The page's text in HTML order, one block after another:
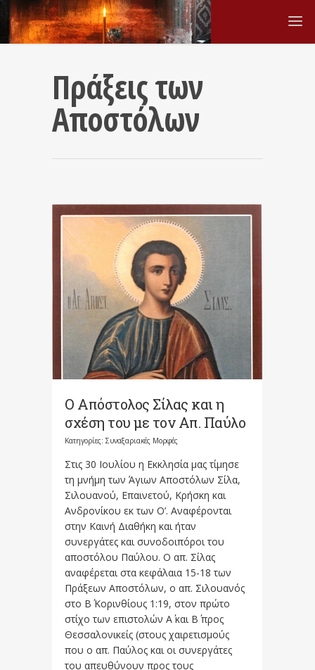
Πράξεις των
Αποστόλων
Ο Απόστολος Σίλας και η
σχέση του με τον Απ. Παύλο
Κατηγορίες: Συναξαριακές Μορφές
Στις 30 Ιουλίου η Εκκλησία μας τίμησε
τη μνήμη των Άγιων Αποστόλων Σίλα,
Σιλουανού, Επαινετού, Κρήσκη και
Ανδρονίκου εκ των Ο’. Αναφέρονται
στην Καινή Διαθήκη και ήταν
συνεργάτες και συνοδοιπόροι του
αποστόλου Παύλου. Ο απ. Σίλας
αναφέρεται στα κεφάλαια 15-18 των
Πράξεων Αποστόλων, ο απ. Σιλουανός
στο Β΄ Κορινθίους 1:19, στον πρώτο
στίχο των επιστολών Α΄ και Β΄ προς
Θεσσαλονικείς (στους χαιρετισμούς
που ο απ. Παύλος και οι συνεργάτες
του απευθύνουν προς τους